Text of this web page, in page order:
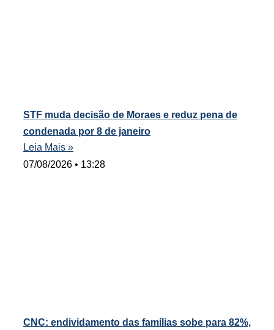
STF muda decisão de Moraes e reduz pena de
condenada por 8 de janeiro
Leia Mais »
07/08/2026
13:28
CNC: endividamento das famílias sobe para 82%,